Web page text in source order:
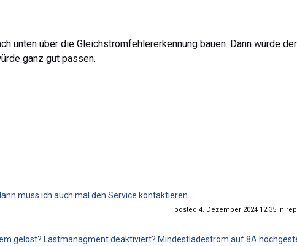
unten über die Gleichstromfehlererkennung bauen. Dann würde
ganz gut passen.
muss ich auch mal den Service kontaktieren…...
posted 4. Dezember 2024 12:35 in
gelöst? Lastmanagment deaktiviert? Mindestladestrom auf 8A